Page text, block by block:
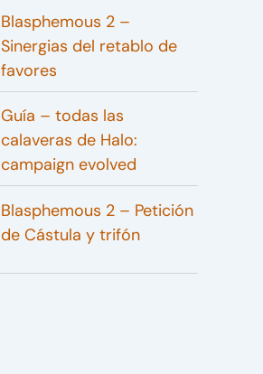
Blasphemous 2 –
Sinergias del retablo de
favores
Guía – todas las
calaveras de Halo:
campaign evolved
Blasphemous 2 – Petición
de Cástula y trifón